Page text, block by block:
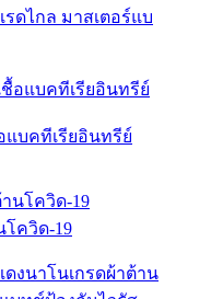
ดไกล มาสเตอร์แบ
แบคทีเรียอินทรีย์
โควิด-19